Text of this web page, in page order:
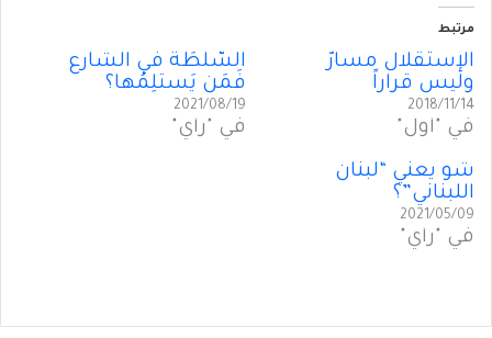
مرتبط
الإستقلال مسارٌ
وليس قراراً
2018/11/14
في "أول"
السُّلطَةُ في الشارع
فَمَن يَستلِمُها؟
2021/08/19
في "رأي"
شو يعني “لبنان
اللبناني”؟
2021/05/09
في "رأي"